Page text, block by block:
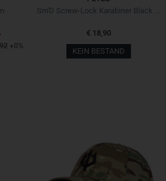
+0%
€ 18,90
KEIN BESTAND